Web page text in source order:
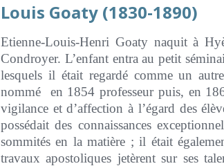
Louis Goaty (1830-1890)
Etienne-Louis-Henri Goaty naquit à
Condroyer. L’enfant entra au petit
lesquels il était regardé comme un
nommé en 1854 professeur puis, en
vigilance et d’affection à l’égard des
possédait des connaissances
sommités en la matière ; il était
travaux apostoliques jetèrent sur ses